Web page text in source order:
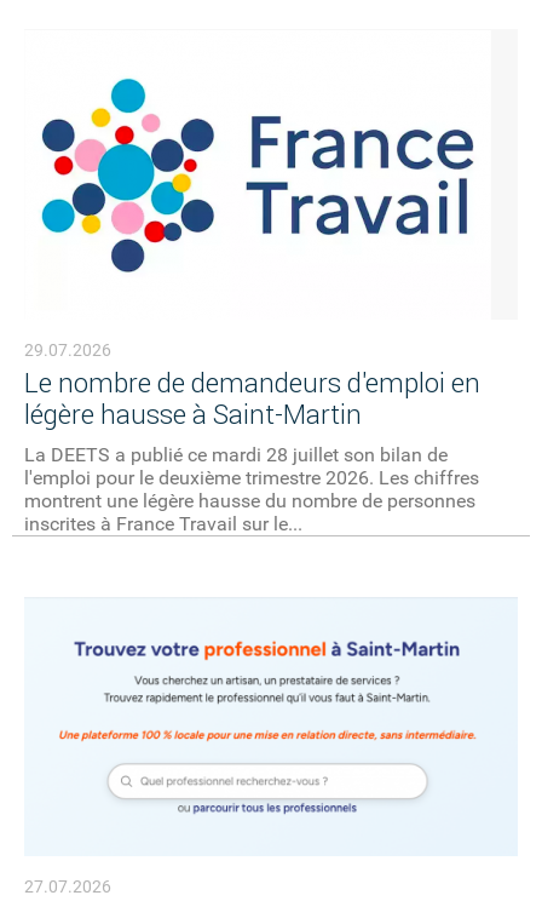
29.07.2026
Le nombre de demandeurs d'emploi en
légère hausse à Saint-Martin
La DEETS a publié ce mardi 28 juillet son bilan de
l'emploi pour le deuxième trimestre 2026. Les chiffres
montrent une légère hausse du nombre de personnes
inscrites à France Travail sur le...
27.07.2026